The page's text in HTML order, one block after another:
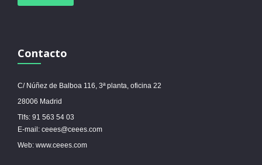
Contacto
C/ Núñez de Balboa 116, 3ª planta, oficina 22
28006 Madrid
Tlfs: 91 563 54 03
E-mail: ceees@ceees.com
Web: www.ceees.com